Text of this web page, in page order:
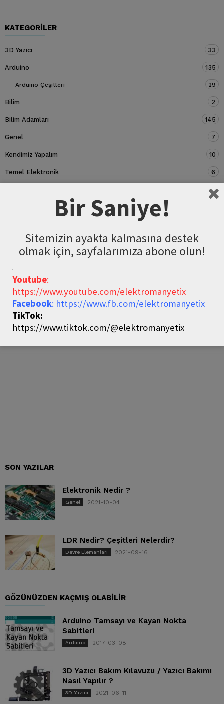
KATEGORILER
3D Yazıcı 33
Arduino 135
Arduino Çeşitleri 29
Bilim 2
Bilim Adamları 145
Genel 7
Kendimiz Yapalım 10
Temel Elektronik 6
5
SON YAZILAR
Elektronik Nedir ?
Genel 2021-10-04
LDR Nedir? Çeşitleri Nelerdir?
Devre Elemanları 2021-09-16
GÖZÜNÜZDEN KAÇMIŞ OLABILIR
Arduino Tamsayı ve Kayan Nokta
Sabitleri
Arduino 2017-03-08
3D Yazıcı Bakım Kılavuzu / Yazıcı Bakımı
Nasıl Yapılır ?
3D Yazıcı 2021-06-11
Bir Saniye!
Sitemizin ayakta kalmasına destek
olmak için, sayfalarımıza abone olun!
Youtube:
https://www.youtube.com/elektromanyetix
Facebook: https://www.fb.com/elektromanyetix
TikTok:
https://www.tiktok.com/@elektromanyetix